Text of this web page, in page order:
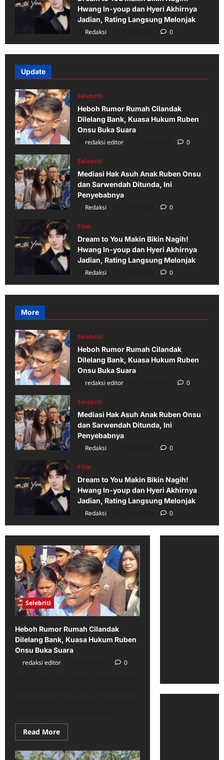
Hwang In-youp dan Hyeri Akhirnya
Jadian, Rating Langsung Melonjak
Redaksi
0
Update
Selebriti
Heboh Rumor Rumah Cilandak
Dilelang Bank, Kuasa Hukum Ruben
Onsu Buka Suara
redaksi editor
0
Selebriti
Mediasi Hak Asuh Anak Ruben Onsu
dan Sarwendah Ditunda, Ini
Penyebabnya
Redaksi
0
Film
Dream to You Makin Bikin Nagih!
Hwang In-youp dan Hyeri Akhirnya
Jadian, Rating Langsung Melonjak
Redaksi
0
More
Selebriti
Heboh Rumor Rumah Cilandak
Dilelang Bank, Kuasa Hukum Ruben
Onsu Buka Suara
redaksi editor
0
Selebriti
Mediasi Hak Asuh Anak Ruben Onsu
dan Sarwendah Ditunda, Ini
Penyebabnya
Redaksi
0
Film
Dream to You Makin Bikin Nagih!
Hwang In-youp dan Hyeri Akhirnya
Jadian, Rating Langsung Melonjak
Redaksi
0
Selebriti
Heboh Rumor Rumah Cilandak
Dilelang Bank, Kuasa Hukum Ruben
Onsu Buka Suara
redaksi editor
0
Read MoreRead
more
Heboh